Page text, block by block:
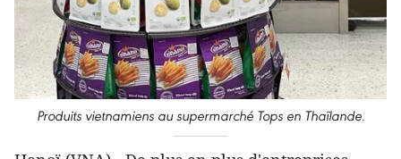
Produits vietnamiens au supermarché Tops en Thaïlande.